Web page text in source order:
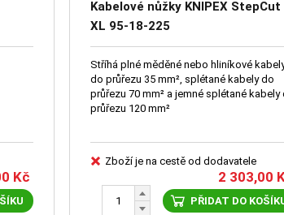
Kč
Kabelové nůžky KNIPEX StepCut
XL 95-18-225
Stříhá plné měděné nebo hliníkové
do průřezu 35 mm², splétané kabely do
průřezu 70 mm² a jemné splétané kabely
průřezu 120 mm²
Zboží je na cestě od dodavatele
2 303,00
PŘIDAT DO